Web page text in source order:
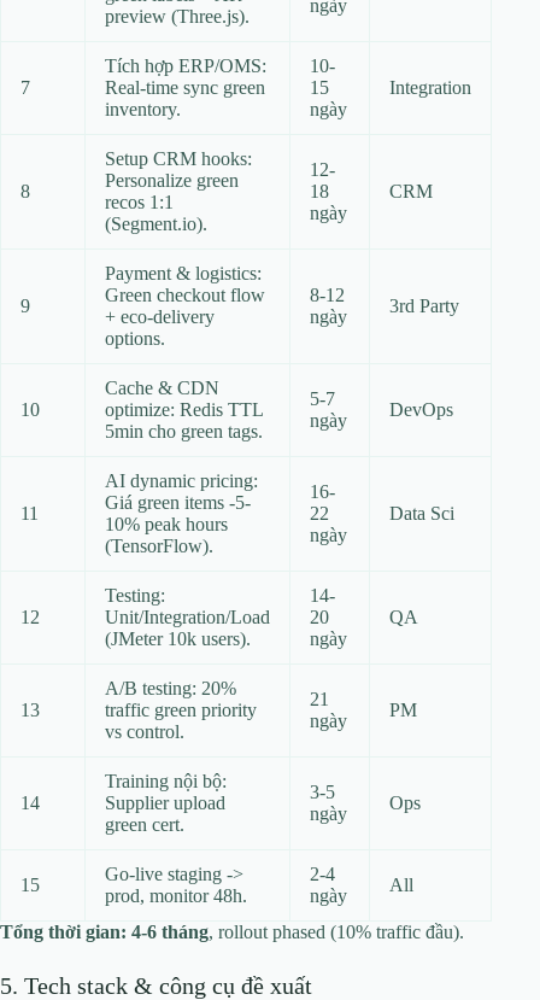
preview (Three.js).
ngày
7
Tích hợp ERP/OMS:
Real-time sync green
inventory.
10-
15
ngày
Integration
8
Setup CRM hooks:
Personalize green
recos 1:1
(Segment.io).
12-
18
ngày
CRM
9
Payment & logistics:
Green checkout flow
+ eco-delivery
options.
8-12
ngày
3rd Party
10
Cache & CDN
optimize: Redis TTL
5min cho green tags.
5-7
ngày
DevOps
11
AI dynamic pricing:
Giá green items -5-
10% peak hours
(TensorFlow).
16-
22
ngày
Data Sci
12
Testing:
Unit/Integration/Load
(JMeter 10k users).
14-
20
ngày
QA
13
A/B testing: 20%
traffic green priority
vs control.
21
ngày
PM
14
Training nội bộ:
Supplier upload
green cert.
3-5
ngày
Ops
15
Go-live staging ->
prod, monitor 48h.
2-4
ngày
All
Tổng thời gian: 4-6 tháng, rollout phased (10% traffic đầu).
5. Tech stack & công cụ đề xuất